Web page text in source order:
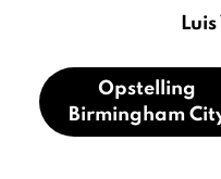
Opstelling
Birmingham